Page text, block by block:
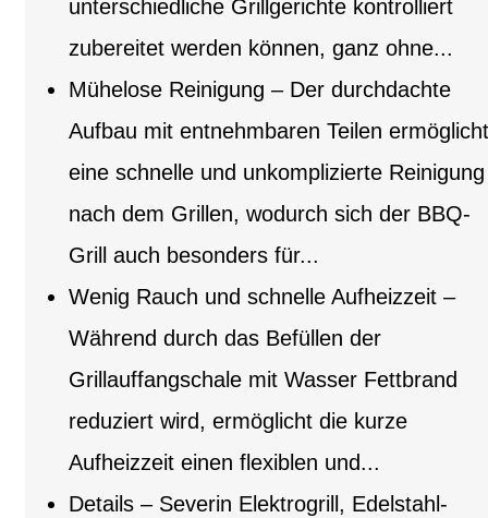
unterschiedliche Grillgerichte kontrolliert
zubereitet werden können, ganz ohne...
Mühelose Reinigung – Der durchdachte
Aufbau mit entnehmbaren Teilen ermöglicht
eine schnelle und unkomplizierte Reinigung
nach dem Grillen, wodurch sich der BBQ-
Grill auch besonders für...
Wenig Rauch und schnelle Aufheizzeit –
Während durch das Befüllen der
Grillauffangschale mit Wasser Fettbrand
reduziert wird, ermöglicht die kurze
Aufheizzeit einen flexiblen und...
Details – Severin Elektrogrill, Edelstahl-